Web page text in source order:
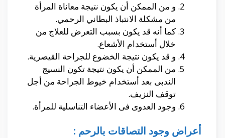
و من الممكن أن يكون نتيجة معاناة المرأة
من مشكلة الانتباذ البطاني الرحمي.
كما أنه قد يكون بسبب التعرض للعلاج من
خلال أستخدام الأشعاع.
و قد يكون نتيجة الخضوع للجراحة القيصرية.
من الممكن أن يكون نتيجة تكون النسيج
الندبى بعد أستخدام خيوط الجراحة من أجل
توقف النزيف.
وجود العدوى فى الأعضاء التناسلية للمرأة.
أعراض وجود التصاقات بالرحم :